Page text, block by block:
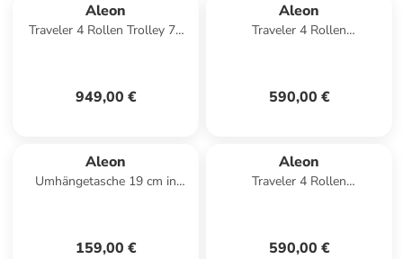
Aleon
Traveler 4 Rollen Trolley 77
949,00 €
Aleon
Traveler 4 Rollen
590,00 €
Aleon
Umhängetasche 19 cm in
159,00 €
Aleon
Traveler 4 Rollen
590,00 €